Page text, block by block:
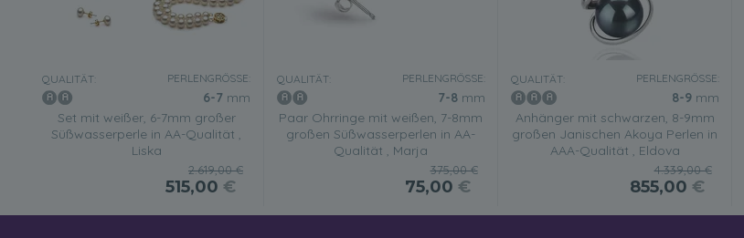
QUALITÄT: PERLENGRÖSSE:
6-7 mm
Set mit weißer, 6-7mm großer
Süßwasserperle in AA-Qualität ,
Liska
2.619,00 €
515,00 €
QUALITÄT: PERLENGRÖSSE:
7-8mm
Paar Ohrringe mit weißen, 7-8mm
großen Süßwasserperlen in AA-
Qualität , Marja
375,00 €
75,00 €
QUALITÄT: PERLENGRÖSSE:
8-9mm
Anhänger mit schwarzen, 8-9mm
großen Janischen Akoya Perlen in
AAA-Qualität , Eldova
4.339,00 €
855,00 €